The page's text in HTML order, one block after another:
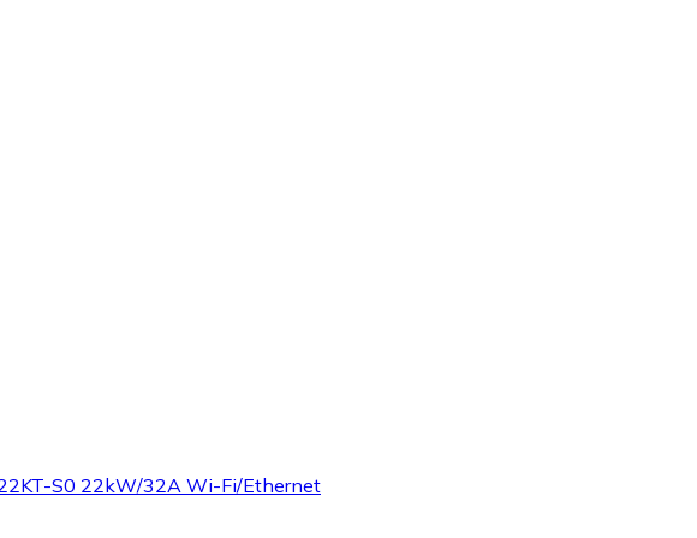
S0 22kW/32A Wi-Fi/Ethernet